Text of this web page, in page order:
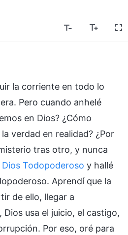
la corriente en todo lo
Pero cuando anhelé
en Dios? ¿Cómo
verdad en realidad? ¿Por
tras otro, y nunca
Dios Todopoderoso y hallé
Aprendí que la
de ello, llegar a
usa el juicio, el castigo,
Por eso, oré para